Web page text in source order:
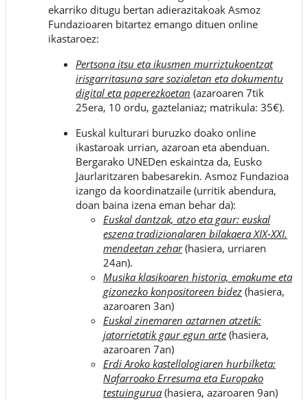
ekarriko ditugu bertan adierazitakoak Asmoz
Fundazioaren bitartez emango dituen online
ikastaroez:
Pertsona itsu eta ikusmen murriztukoentzat
irisgarritasuna sare sozialetan eta dokumentu
digital eta paperezkoetan (azaroaren 7tik
25era, 10 ordu, gaztelaniaz; matrikula: 35€).
Euskal kulturari buruzko doako online
ikastaroak urrian, azaroan eta abenduan.
Bergarako UNEDen eskaintza da, Eusko
Jaurlaritzaren babesarekin. Asmoz Fundazioa
izango da koordinatzaile (urritik abendura,
doan baina izena eman behar da):
Euskal dantzak, atzo eta gaur: euskal
eszena tradizionalaren bilakaera XIX-XXI.
mendeetan zehar(hasiera, urriaren
24an).
Musika klasikoaren historia, emakume eta
gizonezko konpositoreen bidez (hasiera,
azaroaren 3an)
Euskal zinemaren aztarnen atzetik:
jatorrietatik gaur egun arte (hasiera,
azaroaren 7an)
Erdi Aroko kastellologiaren hurbilketa:
Nafarroako Erresuma eta Europako
testuingurua (hasiera, azaroaren 9an)